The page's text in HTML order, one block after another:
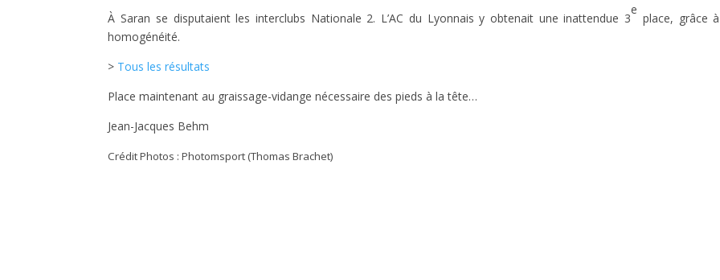
À Saran se disputaient les interclubs Nationale 2. L’AC du Lyonnais y obtenait une inattendue 3
e
place, grâce
homogénéité.
> Tous les résultats
Place maintenant au graissage-vidange nécessaire des pieds à la tête…
Jean-Jacques Behm
Crédit Photos : Photomsport (Thomas Brachet)